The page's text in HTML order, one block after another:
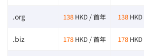
.org 138 HKD / 首年 138
.biz 178 HKD / 首年 178